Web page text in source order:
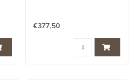
€377,50